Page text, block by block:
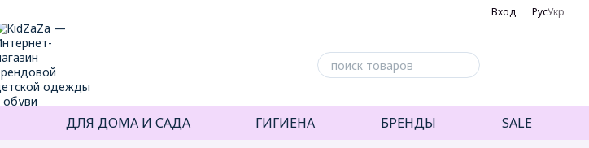
Вход РусУкр
ДЛЯ ДОМА И САДА ГИГИЕНА БРЕНДЫ SALE